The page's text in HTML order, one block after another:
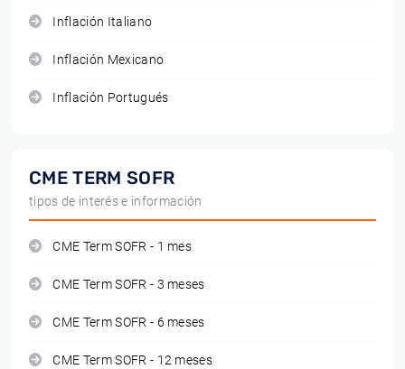
Inflación Italiano
Inflación Mexicano
Inflación Portugués
CME TERM SOFR
tipos de interés e información
CME Term SOFR - 1 mes
CME Term SOFR - 3 meses
CME Term SOFR - 6 meses
CME Term SOFR - 12 meses